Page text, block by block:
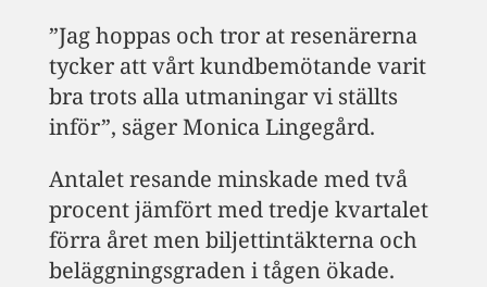
”Jag hoppas och tror at resenärerna
tycker att vårt kundbemötande varit
bra trots alla utmaningar vi ställts
inför”, säger Monica Lingegård.
Antalet resande minskade med två
procent jämfört med tredje kvartalet
förra året men biljettintäkterna och
beläggningsgraden i tågen ökade.